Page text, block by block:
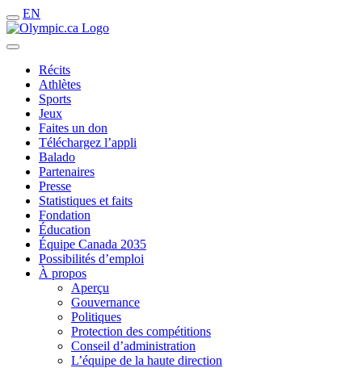
EN
Récits
Athlètes
Sports
Jeux
Faites un don
Téléchargez l’appli
Balado
Partenaires
Presse
Statistiques et faits
Fondation
Éducation
Équipe Canada 2035
Possibilités d’emploi
À propos
Aperçu
Gouvernance
Politiques
Protection des compétitions
Conseil d’administration
L’équipe de la haute direction